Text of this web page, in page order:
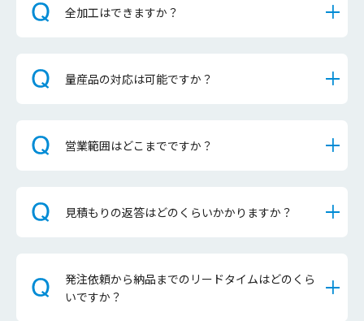
全加工はできますか？
量産品の対応は可能ですか？
営業範囲はどこまでですか？
見積もりの返答はどのくらいかかりますか？
発注依頼から納品までのリードタイムはどのくら
いですか？